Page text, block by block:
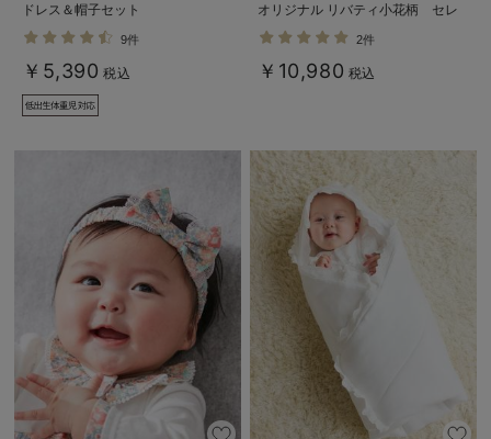
ドレス＆帽子セット
9件
￥5,390 税込
オリジナル リバティ小花柄 セレ
モニードレス
2件
￥10,980 税込